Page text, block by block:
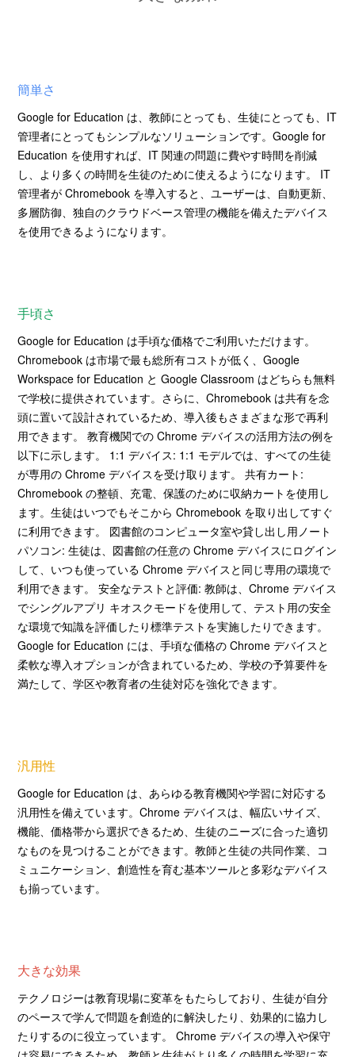
簡単さ
Google for Education は、教師にとっても、生徒にとっても、IT
管理者にとってもシンプルなソリューションです。Google for
Education を使用すれば、IT 関連の問題に費やす時間を削減
し、より多くの時間を生徒のために使えるようになります。 IT
管理者が Chromebook を導入すると、ユーザーは、自動更新、
多層防御、独自のクラウドベース管理の機能を備えたデバイス
を使用できるようになります。
手頃さ
Google for Education は手頃な価格でご利用いただけます。
Chromebook は市場で最も総所有コストが低く、Google
Workspace for Education と Google Classroom はどちらも無料
で学校に提供されています。さらに、Chromebook は共有を念
頭に置いて設計されているため、導入後もさまざまな形で再利
用できます。 教育機関での Chrome デバイスの活用方法の例を
以下に示します。 1:1 デバイス: 1:1 モデルでは、すべての生徒
が専用の Chrome デバイスを受け取ります。 共有カート:
Chromebook の整頓、充電、保護のために収納カートを使用し
ます。生徒はいつでもそこから Chromebook を取り出してすぐ
に利用できます。 図書館のコンピュータ室や貸し出し用ノート
パソコン: 生徒は、図書館の任意の Chrome デバイスにログイン
して、いつも使っている Chrome デバイスと同じ専用の環境で
利用できます。 安全なテストと評価: 教師は、Chrome デバイス
でシングルアプリ キオスクモードを使用して、テスト用の安全
な環境で知識を評価したり標準テストを実施したりできます。
Google for Education には、手頃な価格の Chrome デバイスと
柔軟な導入オプションが含まれているため、学校の予算要件を
満たして、学区や教育者の生徒対応を強化できます。
汎用性
Google for Education は、あらゆる教育機関や学習に対応する
汎用性を備えています。Chrome デバイスは、幅広いサイズ、
機能、価格帯から選択できるため、生徒のニーズに合った適切
なものを見つけることができます。教師と生徒の共同作業、コ
ミュニケーション、創造性を育む基本ツールと多彩なデバイス
も揃っています。
大きな効果
テクノロジーは教育現場に変革をもたらしており、生徒が自分
のペースで学んで問題を創造的に解決したり、効果的に協力し
たりするのに役立っています。 Chrome デバイスの導入や保守